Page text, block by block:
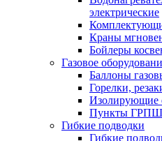
электрические
Краны
Бойлеры
Газовое
Баллоны
Горелки,
Изолирующие
Пункты ГРПШ
Гибкие подводки
Гибкие